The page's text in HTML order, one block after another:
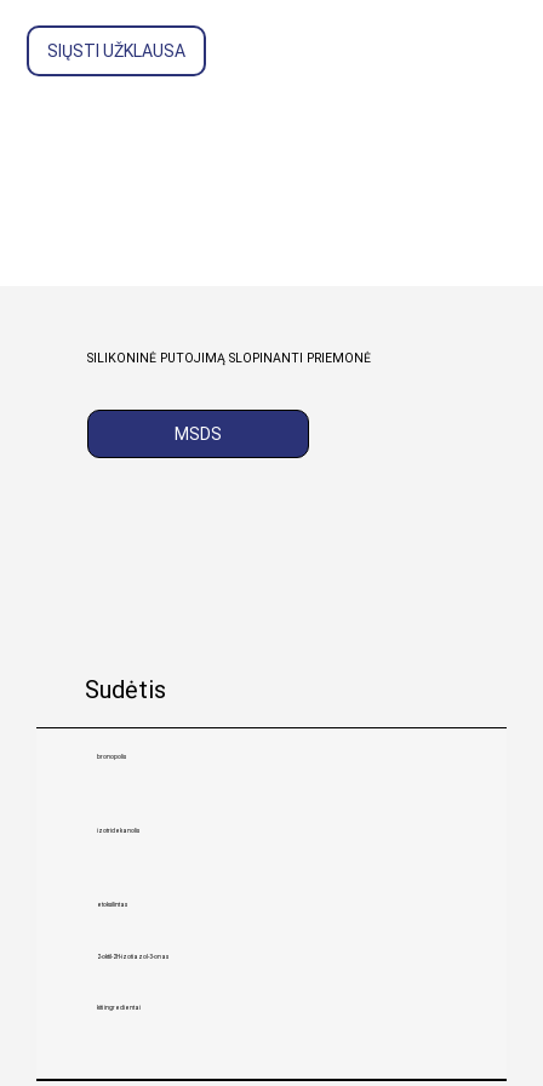
SIŲSTI UŽKLAUSA
SILIKONINĖ PUTOJIMĄ SLOPINANTI PRIEMONĖ
MSDS
Sudėtis
bronopolis
izotridekanolis
etoksilintas
2-oktil-2H-izotiazol-3-onas
kiti ingredientai